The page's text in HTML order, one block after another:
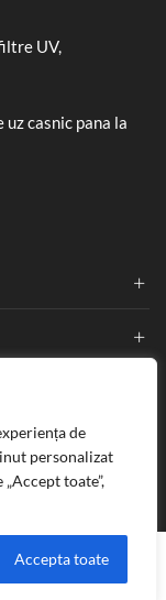
de
personalizat
toate”,
Accepta toate
UV,
casnic pana la
de
Suna acum